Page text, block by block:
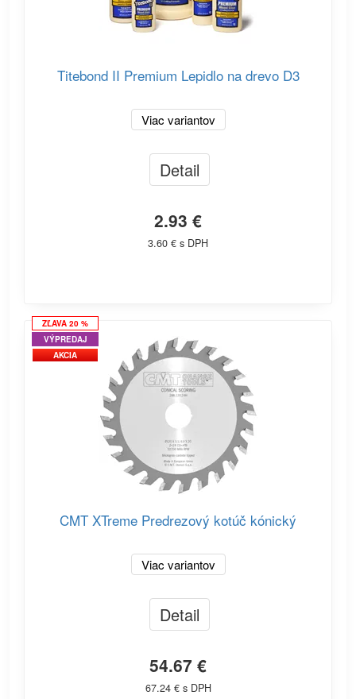
Titebond II Premium Lepidlo na drevo D3
Viac variantov
Detail
2.93 €
3.60 € s DPH
ZĽAVA 20 %
VÝPREDAJ
AKCIA
CMT XTreme Predrezový kotúč kónický
Viac variantov
Detail
54.67 €
67.24 € s DPH